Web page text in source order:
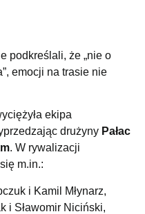
podkreślali, że „nie o
emocji na trasie nie
ekipa
drużyny Pałac
. W rywalizacji
m.in.:
i Kamil Młynarz,
i Sławomir Niciński,